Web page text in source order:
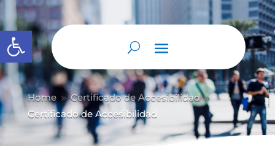
Abrir barra de herramientas
Home 9 Certificado de Accesibilidad 9
Certificado de Accesibilidad